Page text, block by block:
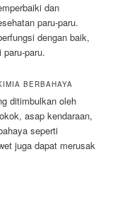
dan
paru-paru.
dengan baik,
paru.
BERBAHAYA
ditimbulkan oleh
asap kendaraan,
seperti
juga dapat merusak